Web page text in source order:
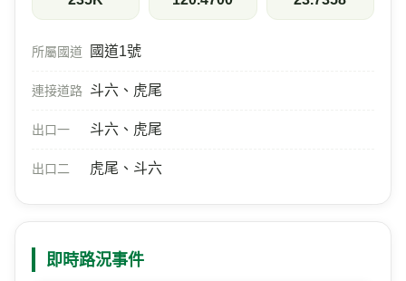
所屬國道 國道1號
連接道路 斗六、虎尾
出口一 斗六、虎尾
出口二 虎尾、斗六
即時路況事件